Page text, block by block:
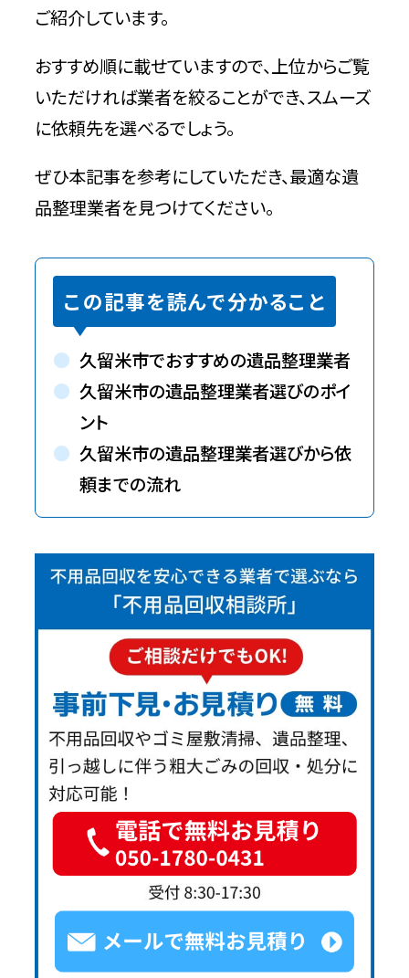
ご紹介しています。
おすすめ順に載せていますので、上位からご覧
いただければ業者を絞ることができ、スムーズ
に依頼先を選べるでしょう。
ぜひ本記事を参考にしていただき、最適な遺
品整理業者を見つけてください。
この記事を読んで分かること
久留米市でおすすめの遺品整理業者
久留米市の遺品整理業者選びのポイ
ント
久留米市の遺品整理業者選びから依
頼までの流れ